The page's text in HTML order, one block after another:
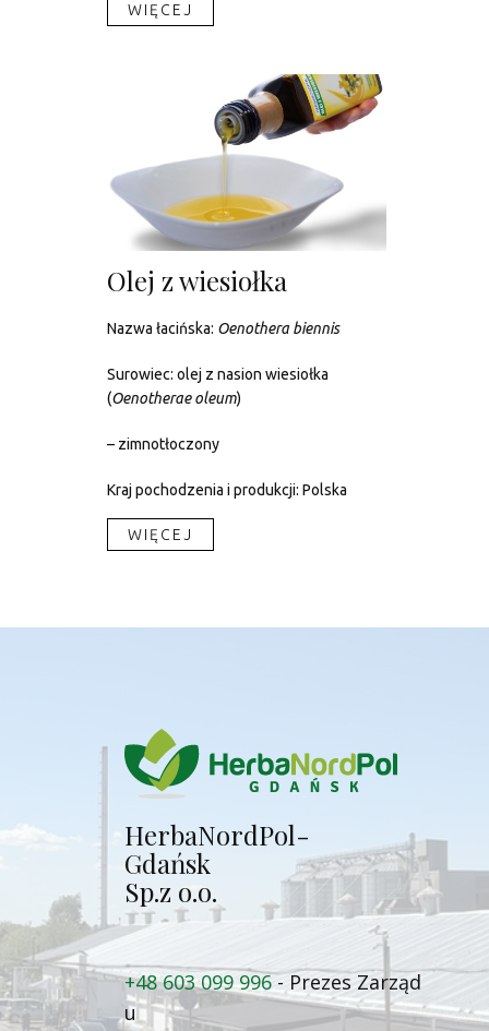
WIĘCEJ​
Olej z wiesiołka
Nazwa łacińska: Oenothera biennis
Surowiec: olej z nasion wiesiołka
(Oenotherae oleum)
– zimnotłoczony
Kraj pochodzenia i produkcji: Polska
WIĘCEJ​
Herba​NordPol-
Gdańsk
Sp.z o.o.
+48 603 099 996 - Prezes Zarząd​
u